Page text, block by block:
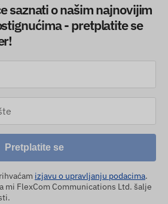
saznati o našim najnovijim
- pretplatite se
Pretplatite se
izjavu o upravljanju podacima.
mi FlexCom Communications Ltd. šalje